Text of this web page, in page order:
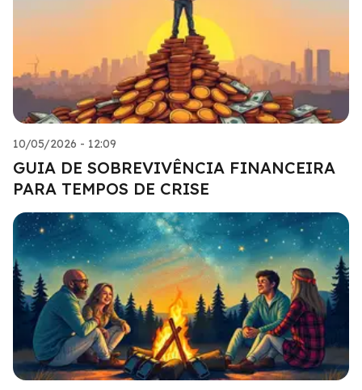
10/05/2026 - 12:09
GUIA DE SOBREVIVÊNCIA FINANCEIRA
PARA TEMPOS DE CRISE